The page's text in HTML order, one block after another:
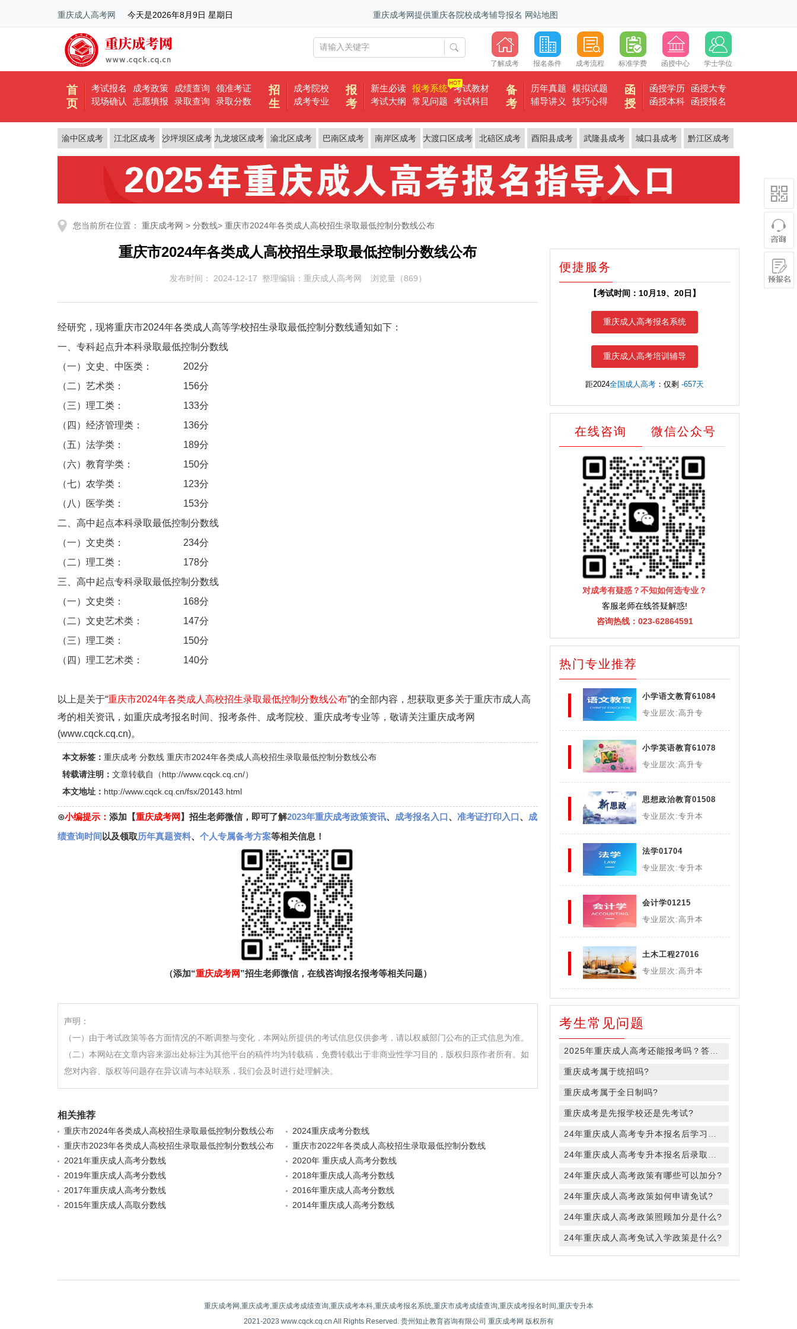
重庆成人高考网 今天是2026年8月9日 星期日 重庆成考网提供重庆各院校成考辅导报名 网站地图
了解成考 报名条件 成考流程 标准学费 函授中心 学士学位
首
页
考试报名 成考政策 成绩查询
领准考证
现场确认
志愿填报 录取查询 录取分数
招
生
成考院校
成考专业
报
考
新生必读 报考系统 考试教材
考试大纲
常见问题 考试科目
备
考
历年真题
模拟试题
辅导讲义
技巧心得
函
授
函授学历
函授大专
函授本科
函授报名
渝中区成考 江北区成考 沙坪坝区成考 九龙坡区成考 渝北区成考 巴南区成考 南岸区成考 大渡口区成考 北碚区成考 酉阳县成考 武隆县成考 城口县成考 黔江区成考
您当前所在位置： 重庆成考网 > 分数线> 重庆市2024年各类成人高校招生录取最低控制分数线公布
重庆市2024年各类成人高校招生录取最低控制分数线公布
发布时间： 2024-12-17 整理编辑： 重庆成人高考网 浏览量（869）
经研究，现将重庆市2024年各类成人高等学校招生录取最低控制分数线通知如下：
一、专科起点升本科录取最低控制分数线
（一）文史、中医类： 202分
（二）艺术类： 156分
（三）理工类： 133分
（四）经济管理类： 136分
（五）法学类： 189分
（六）教育学类： 150分
（七）农学类： 123分
（八）医学类： 153分
二、高中起点本科录取最低控制分数线
（一）文史类： 234分
（二）理工类： 178分
三、高中起点专科录取最低控制分数线
（一）文史类： 168分
（二）文史艺术类： 147分
（三）理工类： 150分
（四）理工艺术类： 140分
以上是关于“重庆市2024年各类成人高校招生录取最低控制分数线公布”的全部内容，想获取更多关于重庆市成人高
考的相关资讯，如重庆成考报名时间、报考条件、成考院校、重庆成考专业等，敬请关注重庆成考网
(www.cqck.cq.cn)。
本文标签： 重庆成考 分数线 重庆市2024年各类成人高校招生录取最低控制分数线公布
转载请注明： 文章转载自（http://www.cqck.cq.cn/）
本文地址： http://www.cqck.cq.cn/fsx/20143.html
⊙小编提示： 添加【重庆成考网 】招生老师微信，即可了解2023年重庆成考政策资讯、 成考报名入口、 准考证打印入口、 成
绩查询时间 以及领取历年真题资料、 个人专属备考方案等相关信息！
（添加“重庆成考网”招生老师微信，在线咨询报名报考等相关问题）
声明：
（一）由于考试政策等各方面情况的不断调整与变化，本网站所提供的考试信息仅供参考，请以权威部门公布的正式信息为准。
（二）本网站在文章内容来源出处标注为其他平台的稿件均为转载稿，免费转载出于非商业性学习目的，版权归原作者所有。如
您对内容、版权等问题存在异议请与本站联系，我们会及时进行处理解决。
相关推荐
重庆市2024年各类成人高校招生录取最低控制分数线公布
2024重庆成考分数线
重庆市2023年各类成人高校招生录取最低控制分数线公布
重庆市2022年各类成人高校招生录取最低控制分数线
2021年重庆成人高考分数线
2020年 重庆成人高考分数线
2019年重庆成人高考分数线
2018年重庆成人高考分数线
2017年重庆成人高考分数线
2016年重庆成人高考分数线
2015年重庆成人高取分数线
2014年重庆成人高考分数线
便捷服务
【考试时间：10月19、20日】
重庆成人高考报名系统
重庆成人高考培训辅导
距2024全国成人高考 ：仅剩 -657天
在线咨询 微信公众号
对成考有疑惑？不知如何选专业？
客服老师在线答疑解惑!
咨询热线：023-62864591
热门专业推荐
小学语文教育61084
专业层次:高升专
小学英语教育61078
专业层次:高升专
思想政治教育01508
专业层次:专升本
法学01704
专业层次:专升本
会计学01215
专业层次:高升本
土木工程27016
专业层次:高升本
考生常见问题
重庆成考属于统招吗?
重庆成考属于全日制吗?
重庆成考是先报学校还是先考试?
24年重庆成人高考政策有哪些可以加分?
24年重庆成人高考政策如何申请免试?
24年重庆成人高考政策照顾加分是什么?
24年重庆成人高考免试入学政策是什么?
重庆成考网,重庆成考,重庆成考成绩查询,重庆成考本科,重庆成考报名系统,重庆市成考成绩查询,重庆成考报名时间,重庆专升本
2021-2023 www.cqck.cq.cn All Rights Reserved. 贵州知止教育咨询有限公司 重庆成考网 版权所有